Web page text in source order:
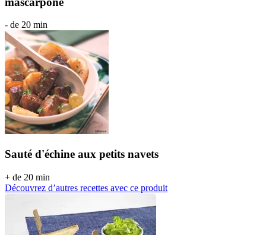
- de 20 min
Sauté d'échine aux petits navets
+ de 20 min
Découvrez d’autres recettes avec ce produit